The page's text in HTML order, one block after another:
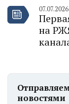
07.07.2026
на
новостями